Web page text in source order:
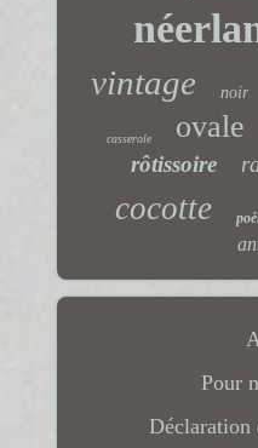
vintage noir
casserole ovale
rôtissoire
cocotte
Pour